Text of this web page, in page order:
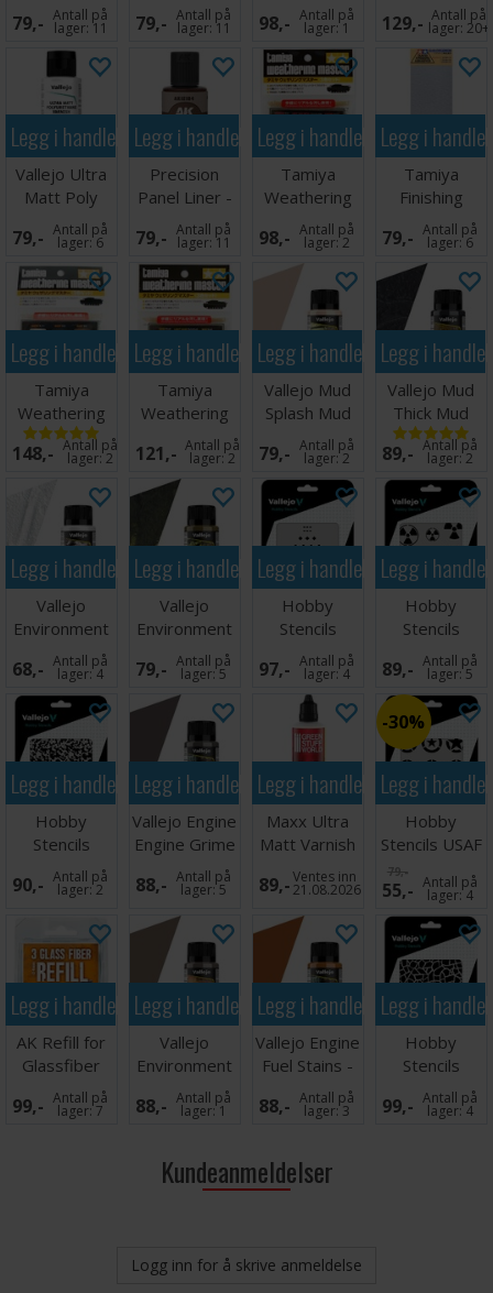
Dark Rust
30ml
79,- Antall på
lager: 11
Sepia 30ml
79,- Antall på
lager: 11
40ml
98,- Antall på
lager:1
Blue 35ml
129,- Antall på
lager:20+
Legg i handlekurven
Vallejo Ultra
Matt Poly
Varnish 60ml
79,- Antall på
lager:6
Legg i handlekurven
Precision
Panel Liner -
Dark Brown
30ml
79,- Antall på
lager: 11
Legg i handlekurven
Tamiya
Weathering
Master F-Set
98,- Antall på
lager:2
Legg i
Tamiya
Finishing
Abrasives
Fine Ver 2
79,- Antall på
lager:6
Legg i handlekurven
Tamiya
Weathering
Master B-Set
148,- Antall på
lager:2
Legg i handlekurven
Tamiya
Weathering
Master A-Set
121,- Antall på
lager:2
Legg i handlekurven
Vallejo Mud
Splash Mud
Light Brown
40ml
79,- Antall på
lager:2
Legg i
Vallejo Mud
Thick Mud
Black - 40ml
89,- Antall på
lager:2
Legg i handlekurven
Vallejo
Environment
Snow - 40ml
68,- Antall på
lager:4
Legg i handlekurven
Vallejo
Environment
Crushed
Grass - 40ml
79,- Antall på
lager:5
Legg i handlekurven
Hobby
Stencils
German WWII
Tank Marking
97,- Antall på
lager:4
Legg i
Hobby
Stencils
Radioactivity
Signs
89,- Antall på
lager:5
Legg i handlekurven
Hobby
Stencils
Weathered
Paint 1:48
90,- Antall på
lager:2
Legg i handlekurven
Vallejo Engine
Engine Grime
- 40ml
88,- Antall på
lager:5
Legg i handlekurven
Maxx Ultra
Matt Varnish
60ml
89,-Ventes inn
21.08.2026
Legg i
30%
Hobby
Stencils USAF
Markings
79,-
55,- Antall på
lager:4
Legg i handlekurven
AK Refill for
Glassfiber
penn - 3 stk
99,- Antall på
lager:7
Legg i handlekurven
Vallejo
Environment
Rain Marks -
40ml
88,- Antall på
lager:1
Legg i handlekurven
Vallejo Engine
Fuel Stains -
40ml
88,- Antall på
lager:3
Legg i
Hobby
Stencils
Giraffe Camo
WW2
99,- Antall på
lager:4
Kundeanmeldelser
Logg inn for å skrive anmeldelse